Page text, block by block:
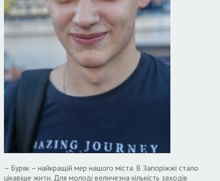
– Буряк – найкращій мер нашого міста. В Запоріжжі стало
цікавіше жити. Для молоді величезна кількість заходів